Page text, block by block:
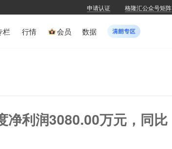
申请认证 格隆汇公众号矩阵
栏 行情 会员 数据
净利润3080.00万元，同比